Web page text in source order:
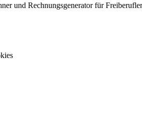
und Rechnungsgenerator für